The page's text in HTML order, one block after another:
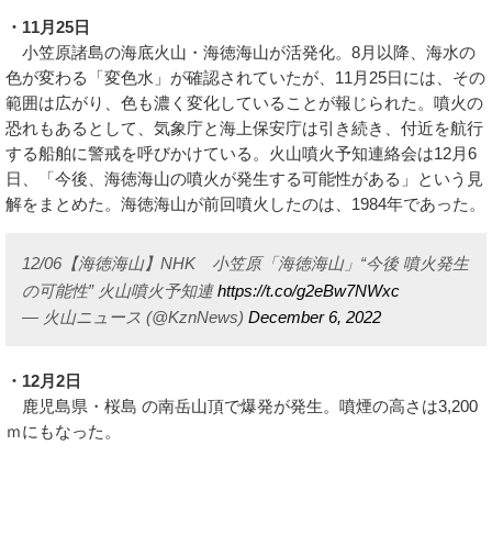
・11月25日
小笠原諸島の海底火山・海徳海山が活発化。8月以降、海水の
色が変わる「変色水」が確認されていたが、11月25日には、その
範囲は広がり、色も濃く変化していることが報じられた。噴火の
恐れもあるとして、気象庁と海上保安庁は引き続き、付近を航行
する船舶に警戒を呼びかけている。火山噴火予知連絡会は12月6
日、「今後、海徳海山の噴火が発生する可能性がある」という見
解をまとめた。海徳海山が前回噴火したのは、1984年であった。
12/06【海徳海山】NHK 小笠原「海徳海山」“今後 噴火発生
の可能性” 火山噴火予知連https://t.co/g2eBw7NWxc
— 火山ニュース (@KznNews) December 6, 2022
・12月2日
鹿児島県・桜島 の南岳山頂で爆発が発生。噴煙の高さは3,200
ｍにもなった。